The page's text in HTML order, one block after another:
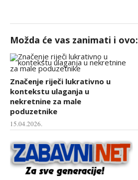
Možda će vas zanimati i ovo:
Značenje riječi lukrativno u
kontekstu ulaganja u
nekretnine za male
poduzetnike
15.04.2026.